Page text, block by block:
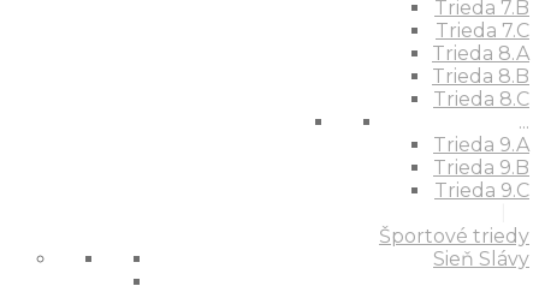
Trieda 7.B
Trieda 7.C
Trieda 8.A
Trieda 8.B
Trieda 8.C
...
Trieda 9.A
Trieda 9.B
Trieda 9.C
Športové triedy
Sieň Slávy